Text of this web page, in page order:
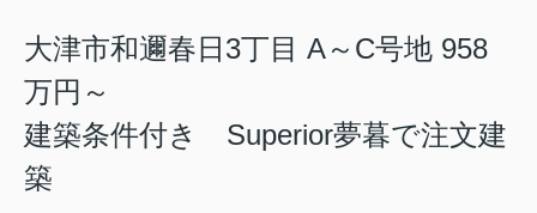
大津市和邇春日3丁目 A～C号地 958
万円～
建築条件付き Superior夢暮で注文建
築